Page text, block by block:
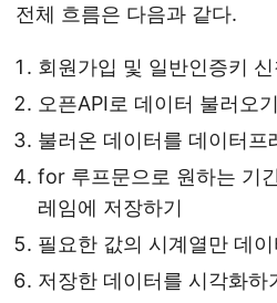
전체 흐름은 다음과 같다.
회원가입 및 일반인증키 신
오픈API로 데이터 불러오기
불러온 데이터를 데이터프
for 루프문으로 원하는 기
레임에 저장하기
필요한 값의 시계열만 데
저장한 데이터를 시각화하